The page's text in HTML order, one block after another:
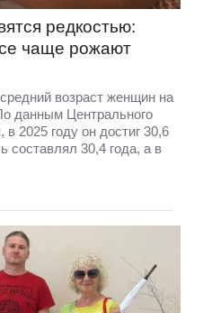
редкостью:
чаще рожают
возраст женщин на
данным Центрального
в 2025 году он достиг 30,6
составлял 30,4 года, а в